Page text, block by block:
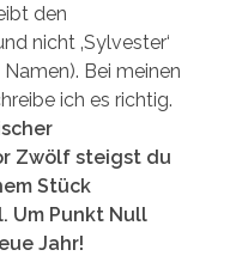
den
nicht ‚Sylvester‘
Bei meinen
ich es richtig.
Zwölf steigst du
Stück
Um Punkt Null
Jahr!